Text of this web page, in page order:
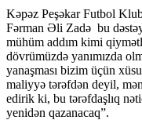
Kəpəz Peşəkar Futbol
Fərman Əli Zadə bu
mühüm addım kimi
dövrümüzdə yanımızda
yanaşması bizim üçün
maliyyə tərəfdən deyil,
edirik ki, bu tərəfdaşlıq
yenidən qazanacaq”.